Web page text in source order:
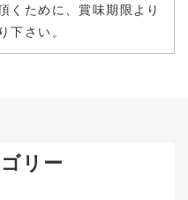
くために、賞味期限より
下さい。
リー